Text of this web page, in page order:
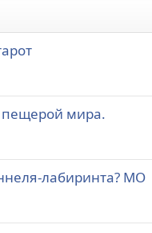
пещерой мира.
лабиринта? МО